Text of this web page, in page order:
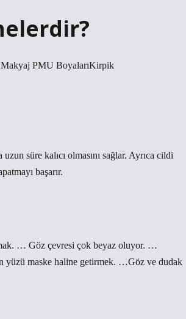
Makyaj PMU BoyalarıKirpik
süre kalıcı olmasını sağlar. Ayrıca cildi
başarır.
… Göz çevresi çok beyaz oluyor. …
yüzü maske haline getirmek. …Göz ve dudak